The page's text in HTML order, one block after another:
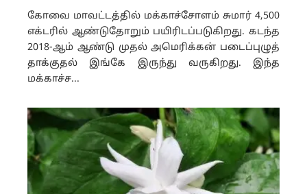
கோவை மாவட்டத்தில் மக்காச்சோளம் சுமார் 4,500
எக்டரில் ஆண்டுதோறும் பயிரிடப்படுகிறது. கடந்த
2018-ஆம் ஆண்டு முதல் அமெரிக்கன் படைப்புழுத்
தாக்குதல் இங்கே இருந்து வருகிறது. இந்த
மக்காச்ச...